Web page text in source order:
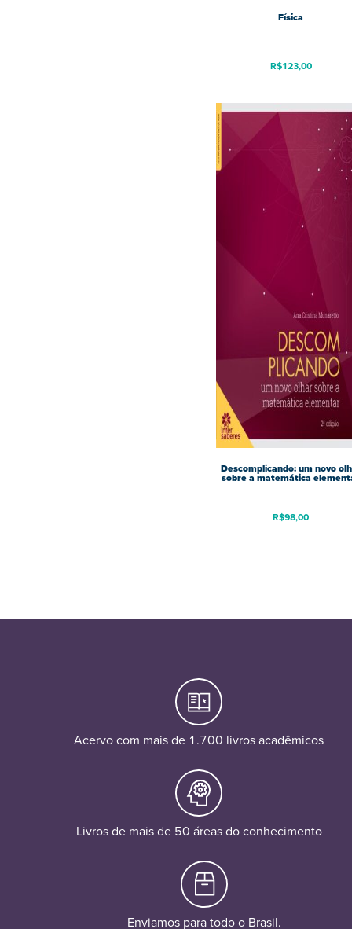
Física
R$123,00
Descomplicando: um novo
sobre a matemática
R$98,00
Acervo com mais de 1.700 livros acadêmicos
Livros de mais de 50 áreas do conhecimento
Enviamos para todo o Brasil.